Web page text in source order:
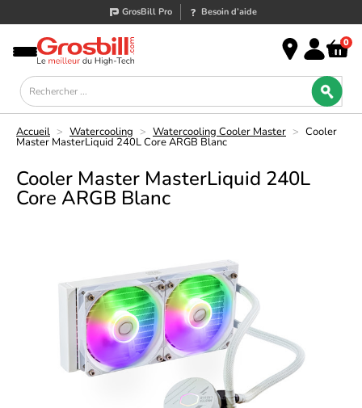
GrosBill Pro Besoin d’aide
0
Accueil > Watercooling > Watercooling Cooler Master > Cooler
Master MasterLiquid 240L Core ARGB Blanc
Cooler Master MasterLiquid 240L
Core ARGB Blanc